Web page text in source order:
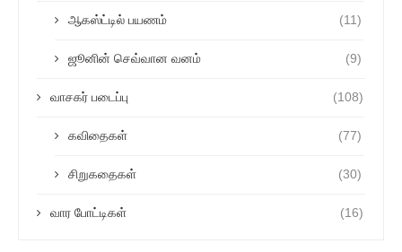
ஆகஸ்ட்டில் பயணம் (11)
ஜூனின் செவ்வான வனம் (9)
வாசகர் படைப்பு (108)
கவிதைகள் (77)
சிறுகதைகள் (30)
வார போட்டிகள் (16)